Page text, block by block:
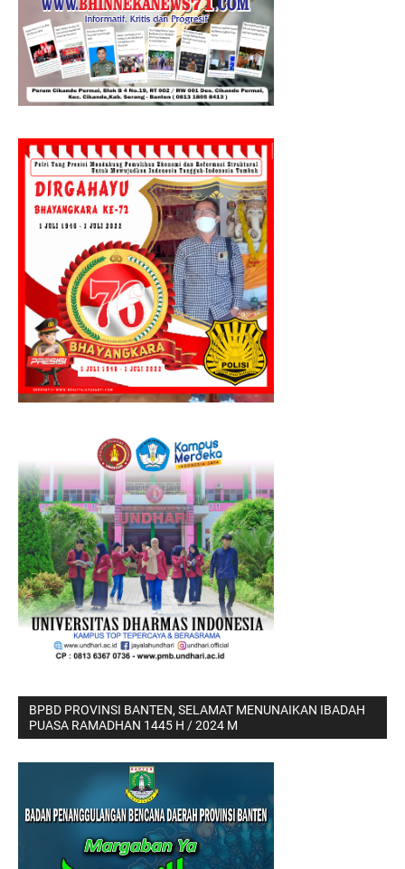
BPBD PROVINSI BANTEN, SELAMAT MENUNAIKAN IBADAH
PUASA RAMADHAN 1445 H / 2024 M